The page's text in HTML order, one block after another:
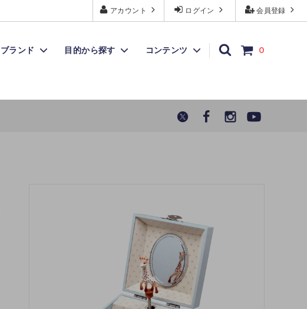
会員登録
ログイン
アカウント
0
ブランド 目的から探す コンテンツ